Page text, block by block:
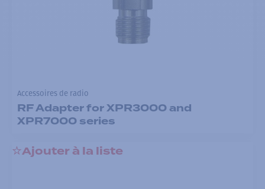
Accessoires de radio
RF Adapter for XPR3000 and
XPR7000 series
Ajouter à la liste